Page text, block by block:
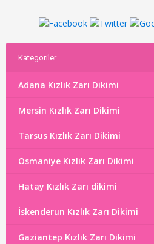
Kategoriler
Adana Kızlık Zarı Dikimi
Mersin Kızlık Zarı Dikimi
Tarsus Kızlık Zarı Dikimi
Osmaniye Kızlık Zarı Dikimi
Hatay Kızlık Zarı dikimi
İskenderun Kızlık Zarı Dikimi
Gaziantep Kızlık Zarı Dikimi